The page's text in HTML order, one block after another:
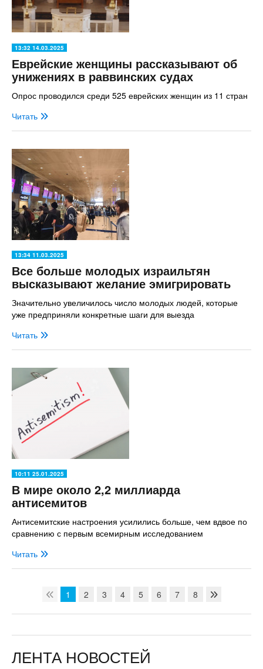
13:32 14.03.2025
Еврейские женщины рассказывают об
унижениях в раввинских судах
Опрос проводился среди 525 еврейских женщин из 11 стран
Читать
13:34 11.03.2025
Все больше молодых израильтян
высказывают желание эмигрировать
Значительно увеличилось число молодых людей, которые
уже предприняли конкретные шаги для выезда
Читать
10:11 25.01.2025
В мире около 2,2 миллиарда
антисемитов
Антисемитские настроения усилились больше, чем вдвое по
сравнению с первым всемирным исследованием
Читать
1 2 3 4 5 6 7 8
ЛЕНТА НОВОСТЕЙ